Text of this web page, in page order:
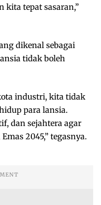
kita tepat sasaran,”
dikenal sebagai
tidak boleh
industri, kita tidak
para lansia.
dan sejahtera agar
2045,” tegasnya.